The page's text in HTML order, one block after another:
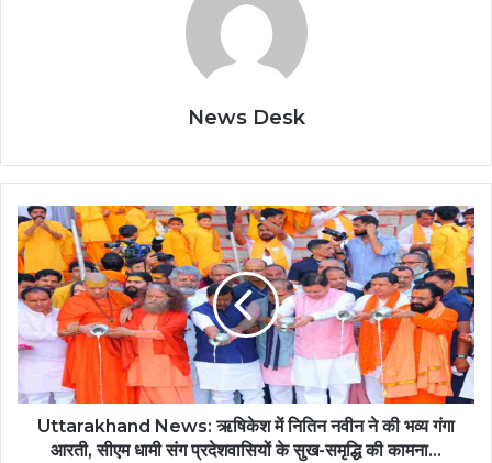
News Desk
Uttarakhand
News:
ऋषिकेश
में
नितिन
नवीन
ने
भव्य
आरती,
Uttarakhand News: ऋषिकेश में नितिन नवीन ने की भव्य गंगा
आरती, सीएम धामी संग प्रदेशवासियों के सुख-समृद्धि की कामना...